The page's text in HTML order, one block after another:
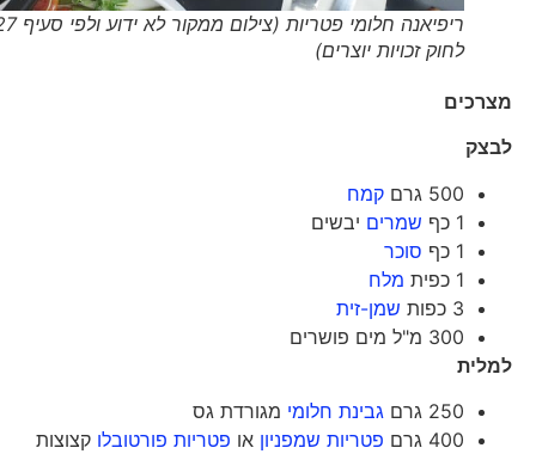
ריפיאנה חלומי פטריות (צילום ממקור לא ידוע ולפי סעיף 27א'
לחוק זכויות יוצרים)
מצרכים
לבצק
500 גרם
קמח
1 כף
שמריםיבשים
1 כף
סוכר
1 כפית
מלח
3 כפות
שמן-זית
300 מ"ל מים פושרים
למלית
250 גרם
גבינת חלומימגורדת גס
400 גרם
פטריות שמפניוןאו פטריות פורטובלוקצוצות